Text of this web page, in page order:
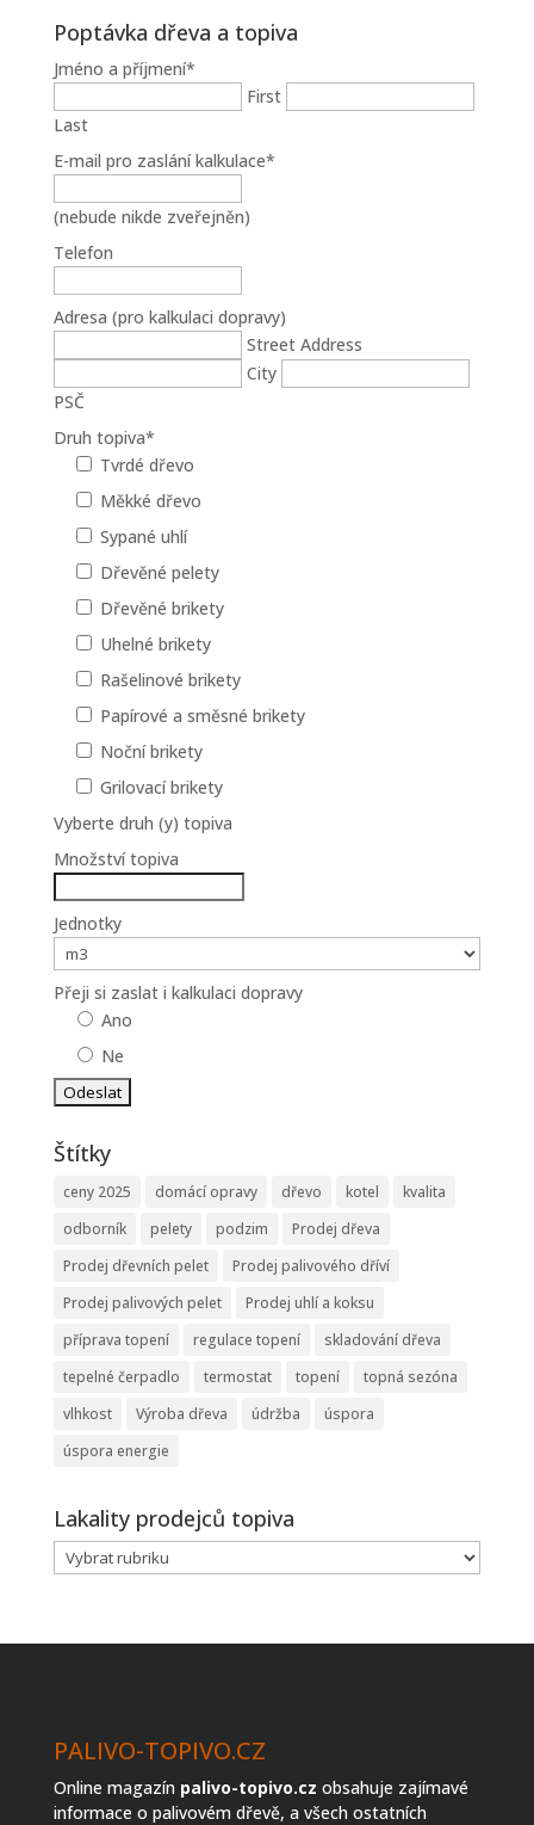
Poptávka dřeva a topiva
Jméno a příjmení*
First
Last
E-mail pro zaslání kalkulace*
(nebude nikde zveřejněn)
Telefon
Adresa (pro kalkulaci dopravy)
Street Address
City
PSČ
Druh topiva*
Tvrdé dřevo
Měkké dřevo
Sypané uhlí
Dřevěné pelety
Dřevěné brikety
Uhelné brikety
Rašelinové brikety
Papírové a směsné brikety
Noční brikety
Grilovací brikety
Vyberte druh (y) topiva
Množství topiva
Jednotky
Přeji si zaslat i kalkulaci dopravy
Ano
Ne
Štítky
ceny 2025 domácí opravy dřevo kotel
kvalita
odborník
pelety podzim
Prodej dřeva
Prodej dřevních pelet
Prodej palivového dříví
Prodej palivových pelet
Prodej uhlí a koksu
příprava topení
regulace topení
skladování dřeva
tepelné čerpadlo
termostat topení
topná sezóna
vlhkost
Výroba dřeva údržba
úspora
úspora energie
Lakality prodejců topiva
Lakality
prodejců
PALIVO-TOPIVO.CZ
Online magazín palivo-topivo.cz obsahuje zajímavé
informace o palivovém dřevě, a všech ostatních